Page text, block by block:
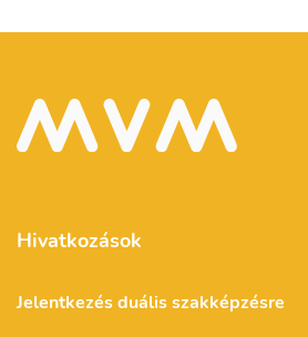
Hivatkozások
Jelentkezés duális szakképzésre